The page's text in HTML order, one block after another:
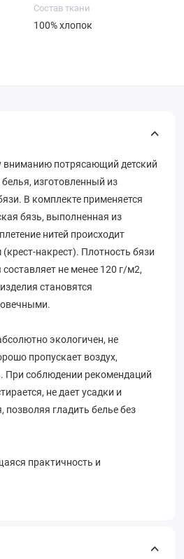
Состав ткани
100% хлопок
потрясающий детский
изготовленный из
В комплекте применяется
бязь, выполненная из
нитей происходит
накрест). Плотность бязи
составляет не менее 120 г/м2,
становятся
экологичен, не
пропускает воздух,
При соблюдении рекомендаций
не дает усадки и
позволяя гладить белье без
практичность и
марки
и легко переносящий